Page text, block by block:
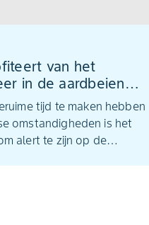
van het
in de aardbeien
tijd te maken hebben
omstandigheden is het
alert te zijn op de